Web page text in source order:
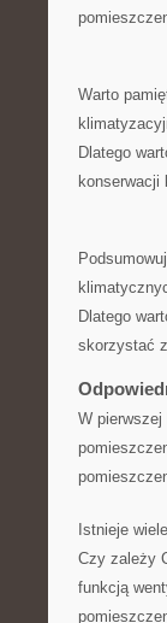
Warto
Dlatego
konserwacji
Dlatego
skorzystać
W
Istnieje
⁣Czy ⁢zależy‌
funkcją